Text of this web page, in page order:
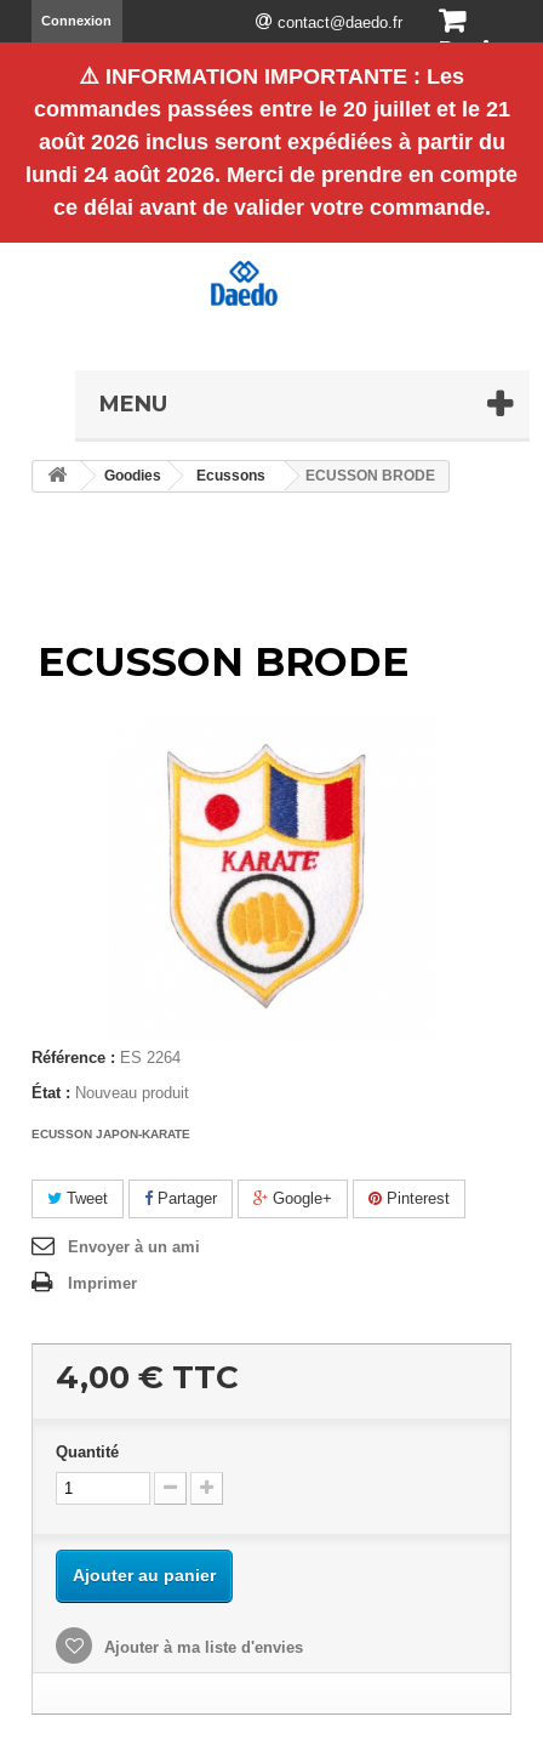
Panier
(vide)
Connexion contact@daedo.fr
⚠️ INFORMATION IMPORTANTE : Les
commandes passées entre le 20 juillet et le 21
août 2026 inclusseront expédiées à partir du
lundi 24 août 2026. Merci de prendre en compte
ce délai avant de valider votre commande.
MENU
Goodies Ecussons ECUSSON BRODE
ECUSSON BRODE
Référence : ES 2264
État : Nouveau produit
ECUSSON JAPON-KARATE
Tweet Partager Google+ Pinterest
Envoyer à un ami
Imprimer
4,00 € TTC
Quantité
Ajouter au panier
Ajouter à ma liste d'envies